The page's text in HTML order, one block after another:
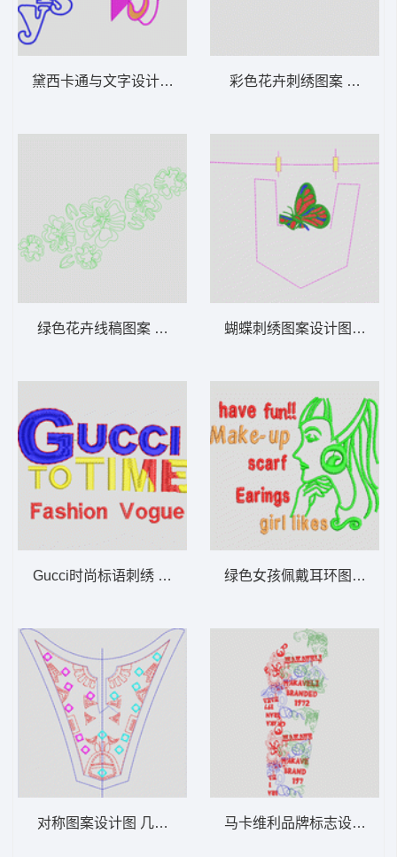
黛西卡通与文字设计 唐老鸭
绿色花卉线稿图案 单针轮廓花朵
Gucci时尚标语刺绣 字母
对称图案设计图 几何图案前中
彩色花卉刺绣图案 经典传
蝴蝶刺绣图案设计图 蝴蝶
绿色女孩佩戴耳环图案 美
马卡维利品牌标志设计图